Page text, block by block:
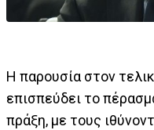
Η παρουσία στον
επισπεύδει το
πράξη, με τους